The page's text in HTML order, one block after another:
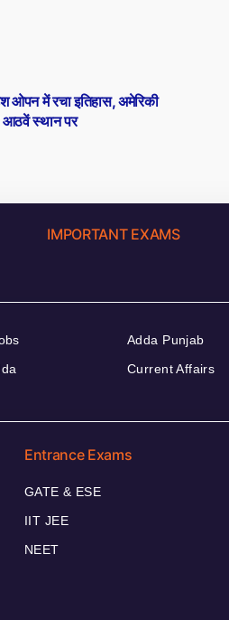
ओपन में रचा इतिहास, अमेरिकी
स्थान पर
IMPORTANT EXAMS
Adda Punjab
Current Affairs
Entrance Exams
GATE & ESE
IIT JEE
NEET